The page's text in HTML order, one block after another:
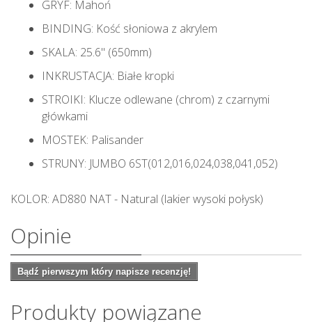
GRYF: Mahoń
BINDING: Kość słoniowa z akrylem
SKALA: 25.6" (650mm)
INKRUSTACJA: Białe kropki
STROIKI: Klucze odlewane (chrom) z czarnymi
główkami
MOSTEK: Palisander
STRUNY: JUMBO 6ST(012,016,024,038,041,052)
KOLOR: AD880 NAT - Natural (lakier wysoki połysk)
Opinie
Bądź pierwszym który napisze recenzję!
Produkty powiązane